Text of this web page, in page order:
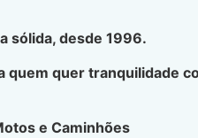
sólida, desde 1996.
quem quer tranquilidade
e Caminhões